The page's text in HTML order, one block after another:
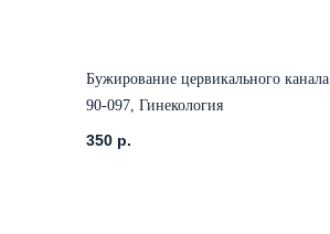
Бужирование цервикального канала
90-097, Гинекология
350 р.